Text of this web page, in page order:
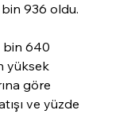
936 oldu.
bin 640
yüksek
göre
ve yüzde